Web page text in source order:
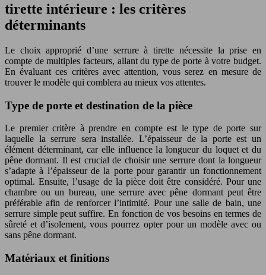
tirette intérieure : les critères
déterminants
Le choix approprié d’une serrure à tirette nécessite la prise en
compte de multiples facteurs, allant du type de porte à votre budget.
En évaluant ces critères avec attention, vous serez en mesure de
trouver le modèle qui comblera au mieux vos attentes.
Type de porte et destination de la pièce
Le premier critère à prendre en compte est le type de porte sur
laquelle la serrure sera installée. L’épaisseur de la porte est un
élément déterminant, car elle influence la longueur du loquet et du
pêne dormant. Il est crucial de choisir une serrure dont la longueur
s’adapte à l’épaisseur de la porte pour garantir un fonctionnement
optimal. Ensuite, l’usage de la pièce doit être considéré. Pour une
chambre ou un bureau, une serrure avec pêne dormant peut être
préférable afin de renforcer l’intimité. Pour une salle de bain, une
serrure simple peut suffire. En fonction de vos besoins en termes de
sûreté et d’isolement, vous pourrez opter pour un modèle avec ou
sans pêne dormant.
Matériaux et finitions